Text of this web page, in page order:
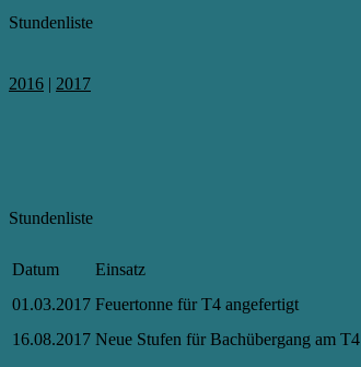
Stundenliste
2016 | 2017
Stundenliste
Datum Einsatz
01.03.2017 Feuertonne für T4 angefertigt
16.08.2017 Neue Stufen für Bachübergang am